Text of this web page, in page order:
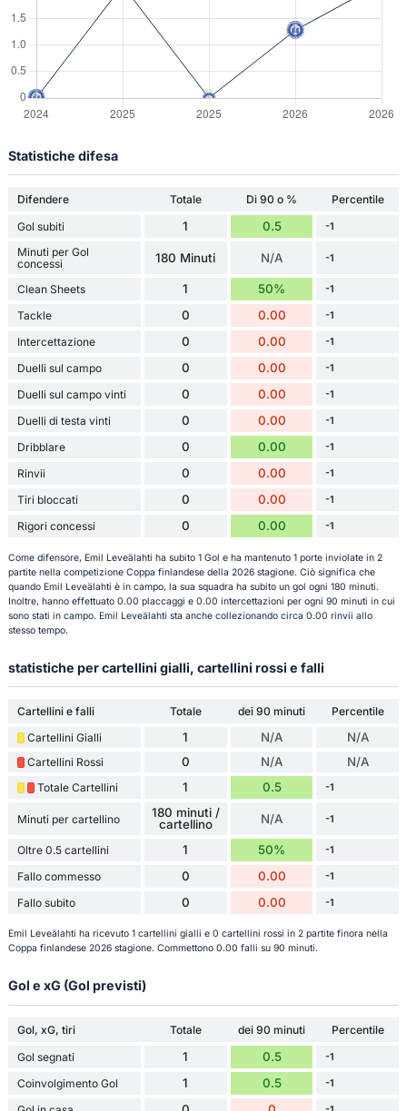
Statistiche difesa
Difendere Totale Di 90 o %
Percentile
Gol subiti
1 0.5 -1
Minuti per Gol
concessi
180 Minuti N/A -1
Clean Sheets 1 50% -1
Tackle 0 0.00 -1
Intercettazione 0 0.00 -1
Duelli sul campo 0 0.00 -1
Duelli sul campo vinti 0 0.00 -1
Duelli di testa vinti 0 0.00 -1
Dribblare 0 0.00 -1
Rinvii 0 0.00 -1
Tiri bloccati 0 0.00 -1
Rigori concessi 0 0.00 -1
Come difensore, Emil Leveälahti ha subito 1 Gol e ha mantenuto 1 porte inviolate in 2
partite nella competizione Coppa finlandese della 2026 stagione. Ciò significa che
quando Emil Leveälahti è in campo, la sua squadra ha subito un gol ogni 180 minuti.
Inoltre, hanno effettuato 0.00 placcaggi e 0.00 intercettazioni per ogni 90 minuti in cui
sono stati in campo. Emil Leveälahti sta anche collezionando circa 0.00 rinvii allo
stesso tempo.
statistiche per cartellini gialli, cartellini rossi e falli
Cartellini e falli Totale dei 90 minuti
Percentile
Cartellini Gialli
1 N/A N/A
Cartellini Rossi 0 N/A N/A
Totale Cartellini 1 0.5 -1
Minuti per cartellino
180 minuti /
cartellino
N/A -1
Oltre 0.5 cartellini 1 50% -1
Fallo commesso 0 0.00 -1
Fallo subito 0 0.00 -1
Emil Leveälahti ha ricevuto 1 cartellini gialli e 0 cartellini rossi in 2 partite finora nella
Coppa finlandese 2026 stagione. Commettono 0.00 falli su 90 minuti.
Gol e xG (Gol previsti)
Gol, xG, tiri Totale dei 90 minuti
Percentile
Gol segnati
1 0.5 -1
Coinvolgimento Gol 1 0.5 -1